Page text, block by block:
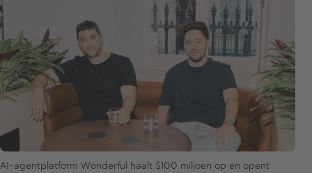
AI-agentplatform Wonderful haalt $100 miljoen op en opent